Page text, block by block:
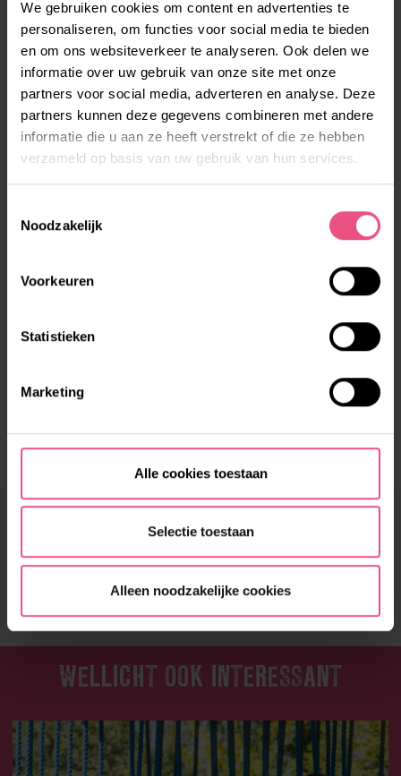
We gebruiken cookies om content en advertenties te
personaliseren, om functies voor social media te bieden
en om ons websiteverkeer te analyseren. Ook delen we
informatie over uw gebruik van onze site met onze
partners voor social media, adverteren en analyse. Deze
partners kunnen deze gegevens combineren met andere
informatie die u aan ze heeft verstrekt of die ze hebben
verzameld op basis van uw gebruik van hun services.
Noodzakelijk
Voorkeuren
Statistieken
Marketing
Alle cookies toestaan
Selectie toestaan
Alleen noodzakelijke cookies
Twee, drie keer in de week en dat 3,5 jaar lang, na het
werk en op de zaterdagen; de auto die door brand
verwoest was, werd volledig opnieuw opgebouwd.
Ramon: “Zijn oom heeft hem er helemaal bij
betrokken. Terrence heeft veel zelf gedaan. Eerst
kijken hoe het moest, dan zelf doen en vervolgens
kijken wat er nog beter kan. Hij heeft hier enorm veel
van geleerd. En ook hier: het lukte omdat zijn oom de
juiste omgeving creëerde waarin Terrence in zijn
kracht kon komen.”
Het voorjaar komt er weer aan. Terrence kan niet
Volvo. Ramon: “Hij heeft zijn plaats in de
maatschappij gevonden. Omdat we de omgeving
soms een beetje aangepast hebben voor hem. Zo
DEEL HET MET JE VRIENDEN!
WELLICHT OOK INTERESSANT